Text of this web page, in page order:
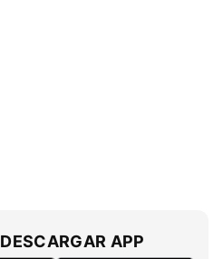
DESCARGAR APP